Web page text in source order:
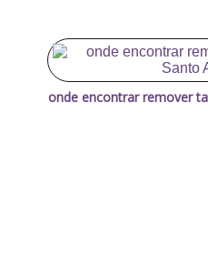
onde encontrar remover